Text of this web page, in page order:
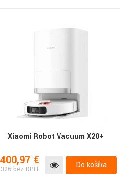
Xiaomi Robot Vacuum X20+
400,97 € Do košíka
326 bez DPH